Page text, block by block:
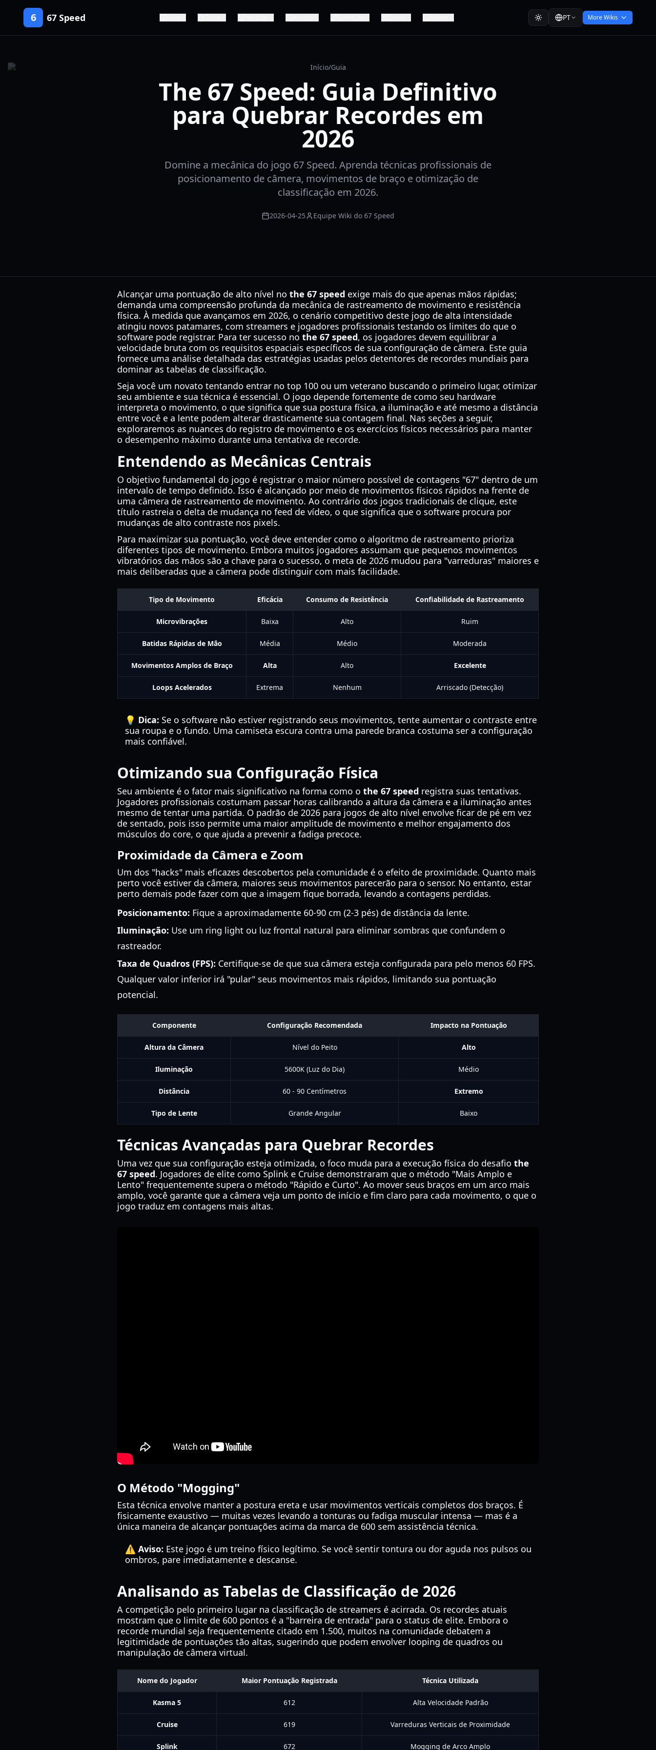
6 67 Speed PT More Wikis
Início/Guia
The 67 Speed: Guia Definitivo
para Quebrar Recordes em
2026
Domine a mecânica do jogo 67 Speed. Aprenda técnicas profissionais de
posicionamento de câmera, movimentos de braço e otimização de
classificação em 2026.
2026-04-25 Equipe Wiki do 67 Speed
Alcançar uma pontuação de alto nível no the 67 speed exige mais do que apenas mãos rápidas;
demanda uma compreensão profunda da mecânica de rastreamento de movimento e resistência
física. À medida que avançamos em 2026, o cenário competitivo deste jogo de alta intensidade
atingiu novos patamares, com streamers e jogadores profissionais testando os limites do que o
software pode registrar. Para ter sucesso no the 67 speed, os jogadores devem equilibrar a
velocidade bruta com os requisitos espaciais específicos de sua configuração de câmera. Este guia
fornece uma análise detalhada das estratégias usadas pelos detentores de recordes mundiais para
dominar as tabelas de classificação.
Seja você um novato tentando entrar no top 100 ou um veterano buscando o primeiro lugar, otimizar
seu ambiente e sua técnica é essencial. O jogo depende fortemente de como seu hardware
interpreta o movimento, o que significa que sua postura física, a iluminação e até mesmo a distância
entre você e a lente podem alterar drasticamente sua contagem final. Nas seções a seguir,
exploraremos as nuances do registro de movimento e os exercícios físicos necessários para manter
o desempenho máximo durante uma tentativa de recorde.
Entendendo as Mecânicas Centrais
O objetivo fundamental do jogo é registrar o maior número possível de contagens "67" dentro de um
intervalo de tempo definido. Isso é alcançado por meio de movimentos físicos rápidos na frente de
uma câmera de rastreamento de movimento. Ao contrário dos jogos tradicionais de clique, este
título rastreia o delta de mudança no feed de vídeo, o que significa que o software procura por
mudanças de alto contraste nos pixels.
Para maximizar sua pontuação, você deve entender como o algoritmo de rastreamento prioriza
diferentes tipos de movimento. Embora muitos jogadores assumam que pequenos movimentos
vibratórios das mãos são a chave para o sucesso, o meta de 2026 mudou para "varreduras" maiores e
mais deliberadas que a câmera pode distinguir com mais facilidade.
Tipo de Movimento Eficácia Consumo de Resistência Confiabilidade de Rastreamento
Microvibrações Baixa Alto Ruim
Batidas Rápidas de Mão Média Médio Moderada
Movimentos Amplos de Braço Alta Alto Excelente
Loops Acelerados Extrema Nenhum Arriscado (Detecção)
💡 Dica: Se o software não estiver registrando seus movimentos, tente aumentar o contraste entre
sua roupa e o fundo. Uma camiseta escura contra uma parede branca costuma ser a configuração
mais confiável.
Otimizando sua Configuração Física
Seu ambiente é o fator mais significativo na forma como o the 67 speed registra suas tentativas.
Jogadores profissionais costumam passar horas calibrando a altura da câmera e a iluminação antes
mesmo de tentar uma partida. O padrão de 2026 para jogos de alto nível envolve ficar de pé em vez
de sentado, pois isso permite uma maior amplitude de movimento e melhor engajamento dos
músculos do core, o que ajuda a prevenir a fadiga precoce.
Proximidade da Câmera e Zoom
Um dos "hacks" mais eficazes descobertos pela comunidade é o efeito de proximidade. Quanto mais
perto você estiver da câmera, maiores seus movimentos parecerão para o sensor. No entanto, estar
perto demais pode fazer com que a imagem fique borrada, levando a contagens perdidas.
Posicionamento: Fique a aproximadamente 60-90 cm (2-3 pés) de distância da lente.
Iluminação: Use um ring light ou luz frontal natural para eliminar sombras que confundem o
rastreador.
Taxa de Quadros (FPS): Certifique-se de que sua câmera esteja configurada para pelo menos 60 FPS.
Qualquer valor inferior irá "pular" seus movimentos mais rápidos, limitando sua pontuação
potencial.
Componente Configuração Recomendada Impacto na Pontuação
Altura da Câmera Nível do Peito Alto
Iluminação 5600K (Luz do Dia) Médio
Distância 60 - 90 Centímetros Extremo
Tipo de Lente Grande Angular Baixo
Técnicas Avançadas para Quebrar Recordes
Uma vez que sua configuração esteja otimizada, o foco muda para a execução física do desafio the
67 speed. Jogadores de elite como Splink e Cruise demonstraram que o método "Mais Amplo e
Lento" frequentemente supera o método "Rápido e Curto". Ao mover seus braços em um arco mais
amplo, você garante que a câmera veja um ponto de início e fim claro para cada movimento, o que o
jogo traduz em contagens mais altas.
O Método "Mogging"
Esta técnica envolve manter a postura ereta e usar movimentos verticais completos dos braços. É
fisicamente exaustivo — muitas vezes levando a tonturas ou fadiga muscular intensa — mas é a
única maneira de alcançar pontuações acima da marca de 600 sem assistência técnica.
⚠️ Aviso: Este jogo é um treino físico legítimo. Se você sentir tontura ou dor aguda nos pulsos ou
ombros, pare imediatamente e descanse.
Analisando as Tabelas de Classificação de 2026
A competição pelo primeiro lugar na classificação de streamers é acirrada. Os recordes atuais
mostram que o limite de 600 pontos é a "barreira de entrada" para o status de elite. Embora o
recorde mundial seja frequentemente citado em 1.500, muitos na comunidade debatem a
legitimidade de pontuações tão altas, sugerindo que podem envolver looping de quadros ou
manipulação de câmera virtual.
Nome do Jogador Maior Pontuação Registrada Técnica Utilizada
Kasma 5 612 Alta Velocidade Padrão
Cruise 619 Varreduras Verticais de Proximidade
Splink 672 Mogging de Arco Amplo